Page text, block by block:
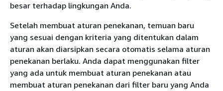
besar terhadap lingkungan Anda.
Setelah membuat aturan penekanan, temuan baru
yang sesuai dengan kriteria yang ditentukan dalam
aturan akan diarsipkan secara otomatis selama aturan
penekanan berlaku. Anda dapat menggunakan filter
yang ada untuk membuat aturan penekanan atau
membuat aturan penekanan dari filter baru yang Anda